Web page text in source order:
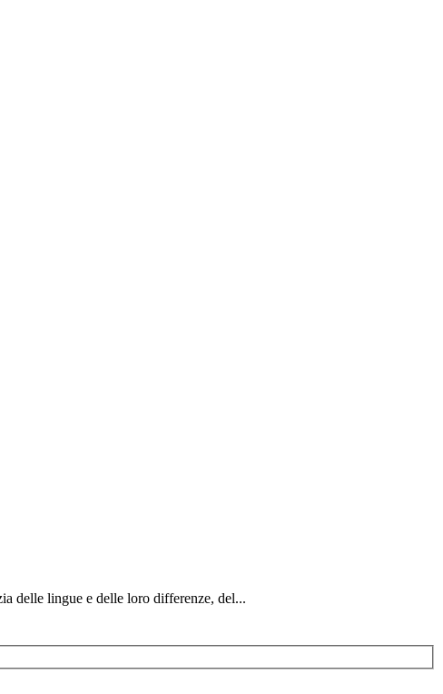
delle lingue e delle loro differenze, del...